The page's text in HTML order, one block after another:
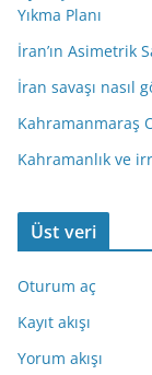
Yıkma Planı
İran’ın Asimetrik
İran savaşı nasıl
Kahramanmaraş
Kahramanlık ve
Üst veri
Oturum aç
Kayıt akışı
Yorum akışı